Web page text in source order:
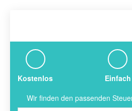
Kostenlos Einfach
Wir finden den passenden